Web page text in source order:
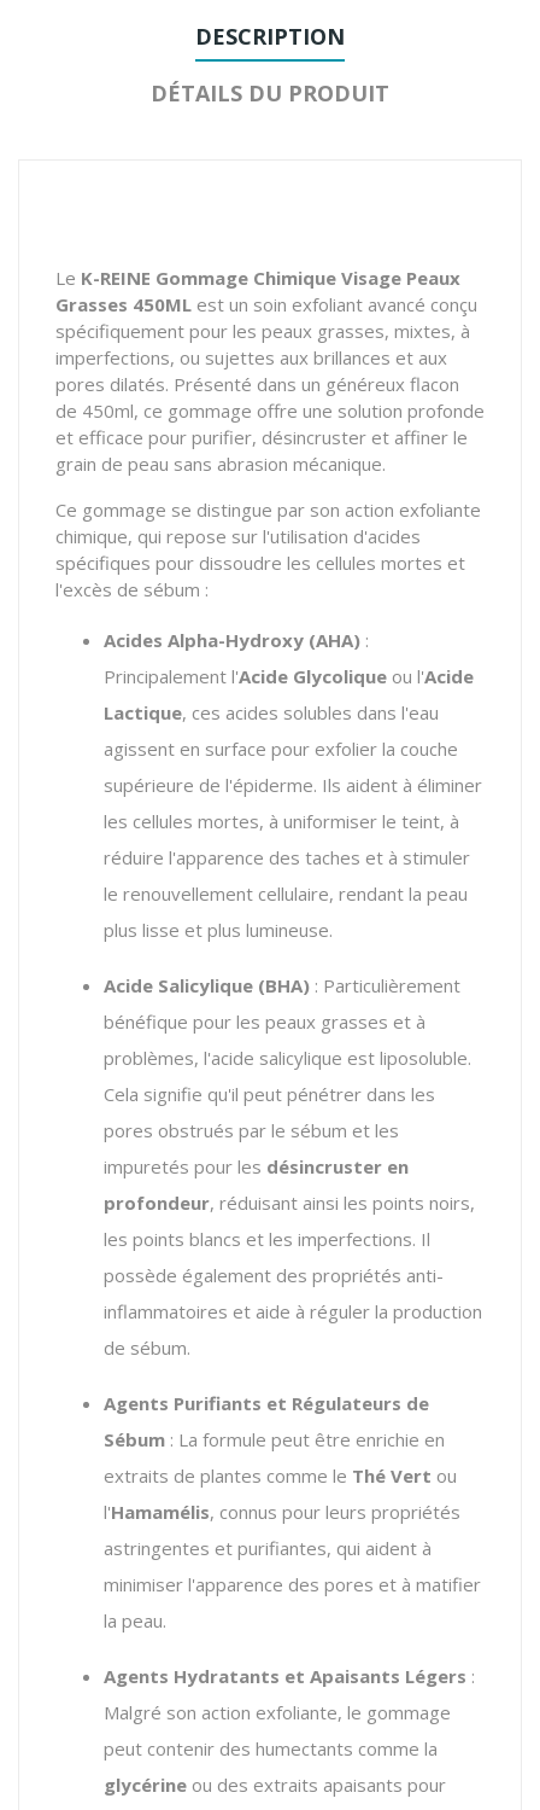
DESCRIPTION
DÉTAILS DU PRODUIT
Le K-REINE Gommage Chimique Visage Peaux
Grasses 450ML est un soin exfoliant avancé conçu
spécifiquement pour les peaux grasses, mixtes, à
imperfections, ou sujettes aux brillances et aux
pores dilatés. Présenté dans un généreux flacon
de 450ml, ce gommage offre une solution profonde
et efficace pour purifier, désincruster et affiner le
grain de peau sans abrasion mécanique.
Ce gommage se distingue par son action exfoliante
chimique, qui repose sur l'utilisation d'acides
spécifiques pour dissoudre les cellules mortes et
l'excès de sébum :
Acides Alpha-Hydroxy (AHA) :
Principalement l'Acide Glycolique ou l'Acide
Lactique, ces acides solubles dans l'eau
agissent en surface pour exfolier la couche
supérieure de l'épiderme. Ils aident à éliminer
les cellules mortes, à uniformiser le teint, à
réduire l'apparence des taches et à stimuler
le renouvellement cellulaire, rendant la peau
plus lisse et plus lumineuse.
Acide Salicylique (BHA) : Particulièrement
bénéfique pour les peaux grasses et à
problèmes, l'acide salicylique est liposoluble.
Cela signifie qu'il peut pénétrer dans les
pores obstrués par le sébum et les
impuretés pour les désincruster en
profondeur, réduisant ainsi les points noirs,
les points blancs et les imperfections. Il
possède également des propriétés anti-
inflammatoires et aide à réguler la production
de sébum.
Agents Purifiants et Régulateurs de
Sébum : La formule peut être enrichie en
extraits de plantes comme le Thé Vert ou
l'Hamamélis, connus pour leurs propriétés
astringentes et purifiantes, qui aident à
minimiser l'apparence des pores et à matifier
la peau.
Agents Hydratants et Apaisants Légers :
Malgré son action exfoliante, le gommage
peut contenir des humectants comme la
glycérine ou des extraits apaisants pour